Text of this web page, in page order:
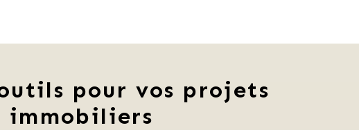
pour vos projets
immobiliers